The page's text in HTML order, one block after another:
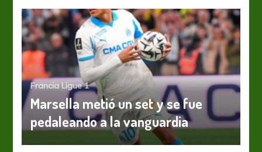
Francia Ligue 1
Marsella metió un set y se fue
pedaleando a la vanguardia